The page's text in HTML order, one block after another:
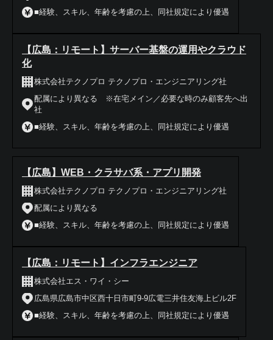
■経験、スキル、年齢を考慮の上、同社規定により優遇
【広島：リモート】サーバー基盤の運用やクラウド
化
株式会社テクノプロ テクノプロ・エンジニアリング社
配属により異なる ※在宅メイン／必要な時のみ顧客先へ出
社
■経験、スキル、年齢を考慮の上、同社規定により優遇
【広島】WEB・クラサバ系・アプリ開発
株式会社テクノプロ テクノプロ・エンジニアリング社
配属により異なる
■経験、スキル、年齢を考慮の上、同社規定により優遇
【広島：リモート】インフラエンジニア
株式会社エス・ワイ・シー
広島県広島市中区西十日市町9-9広電三井住友海上ビル2F
■経験、スキル、年齢を考慮の上、同社規定により優遇